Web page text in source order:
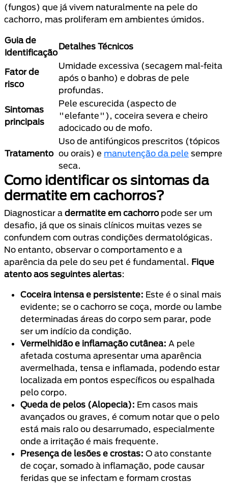
(fungos) que já vivem naturalmente na pele do
cachorro, mas proliferam em ambientes úmidos.
Guia de
Identificação
Detalhes Técnicos
Fator de
risco
Umidade excessiva (secagem mal-feita
após o banho) e dobras de pele
profundas.
Sintomas
principais
Pele escurecida (aspecto de
"elefante"), coceira severa e cheiro
adocicado ou de mofo.
Tratamento
Uso de antifúngicos prescritos (tópicos
ou orais) e manutenção da pele sempre
seca.
Como identificar os sintomas da
dermatite em cachorros?
Diagnosticar a dermatite em cachorropode ser um
desafio, já que os sinais clínicos muitas vezes se
confundem com outras condições dermatológicas.
No entanto, observar o comportamento e a
aparência da pele do seu pet é fundamental. Fique
atento aos seguintes alertas:
Coceira intensa e persistente: Este é o sinal mais
evidente; se o cachorro se coça, morde ou lambe
determinadas áreas do corpo sem parar, pode
ser um indício da condição.
Vermelhidão e inflamação cutânea: A pele
afetada costuma apresentar uma aparência
avermelhada, tensa e inflamada, podendo estar
localizada em pontos específicos ou espalhada
pelo corpo.
Queda de pelos (Alopecia): Em casos mais
avançados ou graves, é comum notar que o pelo
está mais ralo ou desarrumado, especialmente
onde a irritação é mais frequente.
Presença de lesões e crostas: O ato constante
de coçar, somado à inflamação, pode causar
feridas que se infectam e formam crostas